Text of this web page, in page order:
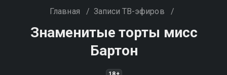
Главная / Записи ТВ-эфиров /
Знаменитые торты мисс
Бартон